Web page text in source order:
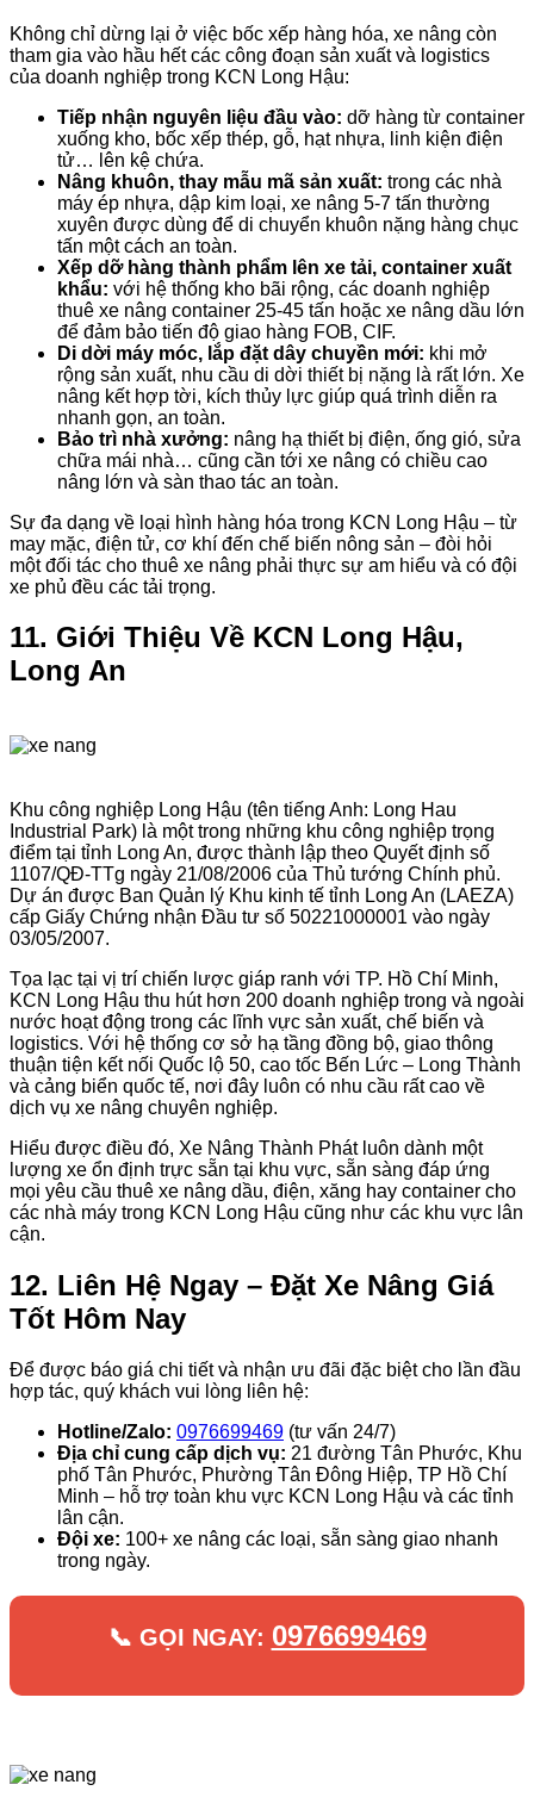
Không chỉ dừng lại ở việc bốc xếp hàng hóa, xe nâng còn
tham gia vào hầu hết các công đoạn sản xuất và logistics
của doanh nghiệp trong KCN Long Hậu:
Tiếp nhận nguyên liệu đầu vào: dỡ hàng từ container
xuống kho, bốc xếp thép, gỗ, hạt nhựa, linh kiện điện
tử… lên kệ chứa.
Nâng khuôn, thay mẫu mã sản xuất: trong các nhà
máy ép nhựa, dập kim loại, xe nâng 5-7 tấn thường
xuyên được dùng để di chuyển khuôn nặng hàng chục
tấn một cách an toàn.
Xếp dỡ hàng thành phẩm lên xe tải, container xuất
khẩu: với hệ thống kho bãi rộng, các doanh nghiệp
thuê xe nâng container 25-45 tấn hoặc xe nâng dầu lớn
để đảm bảo tiến độ giao hàng FOB, CIF.
Di dời máy móc, lắp đặt dây chuyền mới: khi mở
rộng sản xuất, nhu cầu di dời thiết bị nặng là rất lớn. Xe
nâng kết hợp tời, kích thủy lực giúp quá trình diễn ra
nhanh gọn, an toàn.
Bảo trì nhà xưởng: nâng hạ thiết bị điện, ống gió, sửa
chữa mái nhà… cũng cần tới xe nâng có chiều cao
nâng lớn và sàn thao tác an toàn.
Sự đa dạng về loại hình hàng hóa trong KCN Long Hậu – từ
may mặc, điện tử, cơ khí đến chế biến nông sản – đòi hỏi
một đối tác cho thuê xe nâng phải thực sự am hiểu và có đội
xe phủ đều các tải trọng.
11. Giới Thiệu Về KCN Long Hậu,
Long An
Khu công nghiệp Long Hậu (tên tiếng Anh: Long Hau
Industrial Park) là một trong những khu công nghiệp trọng
điểm tại tỉnh Long An, được thành lập theo Quyết định số
1107/QĐ-TTg ngày 21/08/2006 của Thủ tướng Chính phủ.
Dự án được Ban Quản lý Khu kinh tế tỉnh Long An (LAEZA)
cấp Giấy Chứng nhận Đầu tư số 50221000001 vào ngày
03/05/2007.
Tọa lạc tại vị trí chiến lược giáp ranh với TP. Hồ Chí Minh,
KCN Long Hậu thu hút hơn 200 doanh nghiệp trong và ngoài
nước hoạt động trong các lĩnh vực sản xuất, chế biến và
logistics. Với hệ thống cơ sở hạ tầng đồng bộ, giao thông
thuận tiện kết nối Quốc lộ 50, cao tốc Bến Lức – Long Thành
và cảng biển quốc tế, nơi đây luôn có nhu cầu rất cao về
dịch vụ xe nâng chuyên nghiệp.
Hiểu được điều đó, Xe Nâng Thành Phát luôn dành một
lượng xe ổn định trực sẵn tại khu vực, sẵn sàng đáp ứng
mọi yêu cầu thuê xe nâng dầu, điện, xăng hay container cho
các nhà máy trong KCN Long Hậu cũng như các khu vực lân
cận.
12. Liên Hệ Ngay – Đặt Xe Nâng Giá
Tốt Hôm Nay
Để được báo giá chi tiết và nhận ưu đãi đặc biệt cho lần đầu
hợp tác, quý khách vui lòng liên hệ:
Hotline/Zalo: 0976699469 (tư vấn 24/7)
Địa chỉ cung cấp dịch vụ: 21 đường Tân Phước, Khu
phố Tân Phước, Phường Tân Đông Hiệp, TP Hồ Chí
Minh – hỗ trợ toàn khu vực KCN Long Hậu và các tỉnh
lân cận.
Đội xe: 100+ xe nâng các loại, sẵn sàng giao nhanh
trong ngày.
📞 GỌI NGAY: 0976699469